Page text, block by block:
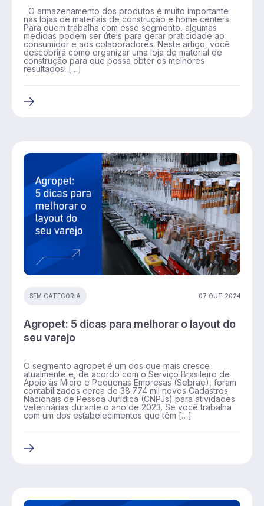
O armazenamento dos produtos é muito importante
nas lojas de materiais de construção e home centers.
Para quem trabalha com esse segmento, algumas
medidas podem ser úteis para gerar praticidade ao
consumidor e aos colaboradores. Neste artigo, você
descobrirá como organizar uma loja de material de
construção para que possa obter os melhores
resultados! […]
SEM CATEGORIA 07 OUT 2024
Agropet: 5 dicas para melhorar o layout do
seu varejo
O segmento agropet é um dos que mais cresce
atualmente e, de acordo com o Serviço Brasileiro de
Apoio às Micro e Pequenas Empresas (Sebrae), foram
contabilizados cerca de 38.774 mil novos Cadastros
Nacionais de Pessoa Jurídica (CNPJs) para atividades
veterinárias durante o ano de 2023. Se você trabalha
com um dos estabelecimentos que têm […]